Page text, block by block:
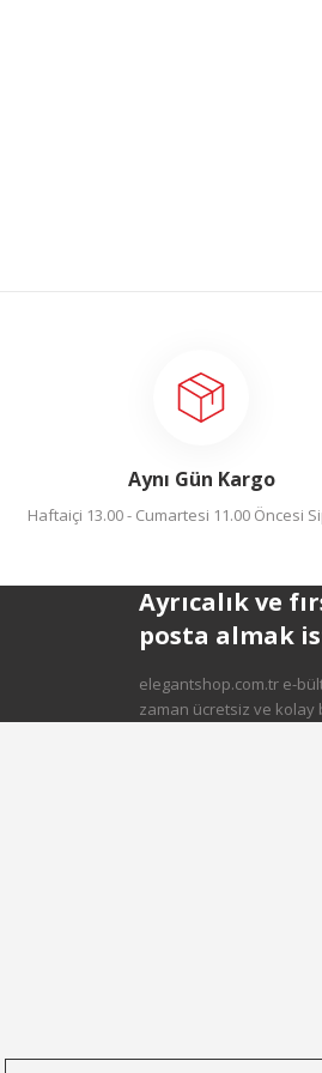
Aynı Gün Kargo
Haftaiçi 13.00 - Cumartesi 11.00 Öncesi
Ayrıcalık ve
posta almak
elegantshop.com.tr e-
zaman ücretsiz ve kolay